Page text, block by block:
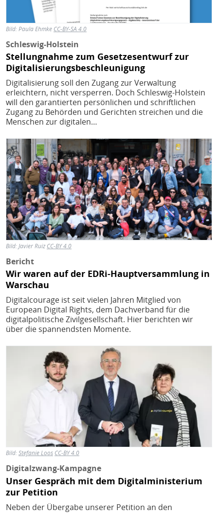
Bild:Paula Ehmke CC-BY-SA 4.0
Schleswig-Holstein
Stellungnahme zum Gesetzesentwurf zur
Digitalisierungsbeschleunigung
Digitalisierung soll den Zugang zur Verwaltung
erleichtern, nicht versperren. Doch Schleswig-Holstein
will den garantierten persönlichen und schriftlichen
Zugang zu Behörden und Gerichten streichen und die
Menschen zur digitalen…
Bild
Bild:Javier Ruiz CC-BY 4.0
Bericht
Wir waren auf der EDRi-Hauptversammlung in
Warschau
Digitalcourage ist seit vielen Jahren Mitglied von
European Digital Rights, dem Dachverband für die
digitalpolitische Zivilgesellschaft. Hier berichten wir
über die spannendsten Momente.
Bild
Bild:Stefanie Loos CC-BY 4.0
Digitalzwang-Kampagne
Unser Gespräch mit dem Digitalministerium
zur Petition
Neben der Übergabe unserer Petition an den